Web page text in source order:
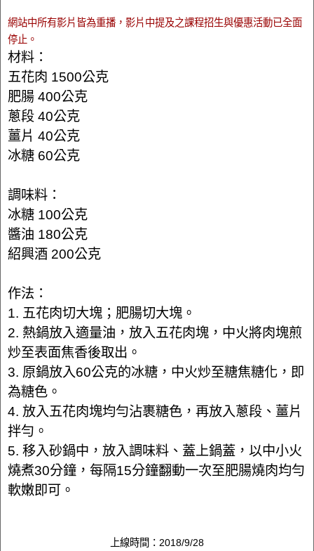
網站中所有影片皆為重播，影片中提及之課程招生與優惠活動已全面
停止。
材料：
五花肉 1500公克
肥腸 400公克
蔥段 40公克
薑片 40公克
冰糖 60公克
調味料：
冰糖 100公克
醬油 180公克
紹興酒 200公克
作法：
1. 五花肉切大塊；肥腸切大塊。
2. 熱鍋放入適量油，放入五花肉塊，中火將肉塊煎
炒至表面焦香後取出。
3. 原鍋放入60公克的冰糖，中火炒至糖焦糖化，即
為糖色。
4. 放入五花肉塊均勻沾裹糖色，再放入蔥段、薑片
拌勻。
5. 移入砂鍋中，放入調味料、蓋上鍋蓋，以中小火
燒煮30分鐘，每隔15分鐘翻動一次至肥腸燒肉均勻
軟嫩即可。
上線時間：2018/9/28